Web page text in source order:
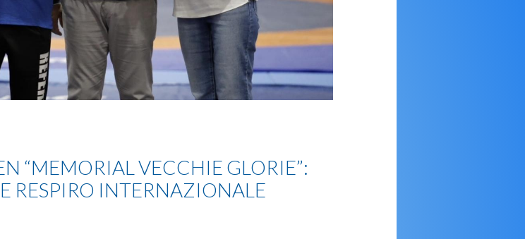
“MEMORIAL VECCHIE GLORIE”:
RESPIRO INTERNAZIONALE